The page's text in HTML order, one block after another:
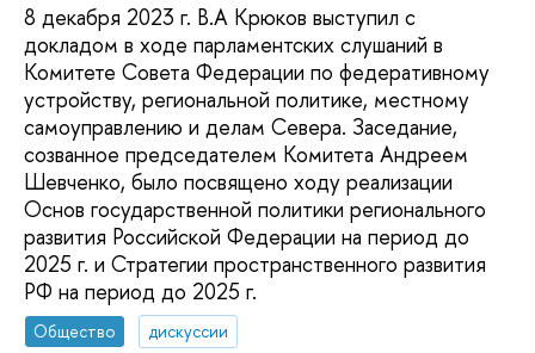
8 декабря 2023 г. В.А Крюков выступил с
докладом в ходе парламентских слушаний в
Комитете Совета Федерации по федеративному
устройству, региональной политике, местному
самоуправлению и делам Севера. Заседание,
созванное председателем Комитета Андреем
Шевченко, было посвящено ходу реализации
Основ государственной политики регионального
развития Российской Федерации на период до
2025 г. и Стратегии пространственного развития
РФ на период до 2025 г.
Общество дискуссии